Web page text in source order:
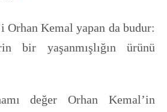
Orhan Kemal yapan da budur:
bir yaşanmışlığın ürünü
değer Orhan Kemal’in